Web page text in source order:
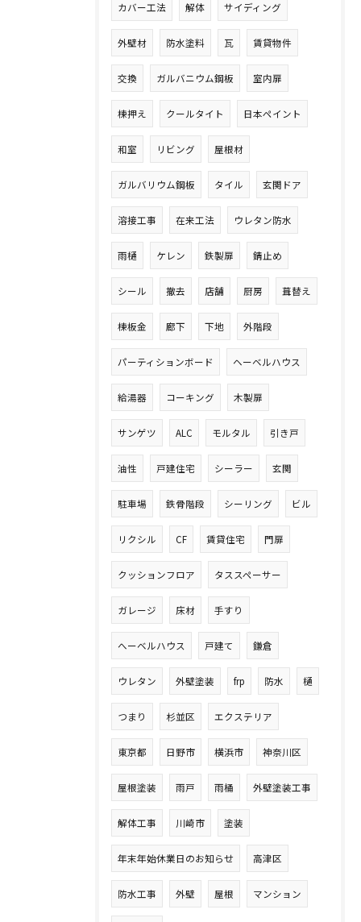
カバー工法 解体 サイディング
外壁材 防水塗料 瓦 賃貸物件
交換 ガルバニウム鋼板 室内扉
棟押え クールタイト 日本ペイント
和室 リビング 屋根材
ガルバリウム鋼板 タイル 玄関ドア
溶接工事 在来工法 ウレタン防水
雨樋 ケレン 鉄製扉 錆止め
シール 撤去 店舗 厨房 葺替え
棟板金 廊下 下地 外階段
パーティションボード ヘーベルハウス
給湯器 コーキング 木製扉
サンゲツ ALC モルタル 引き戸
油性 戸建住宅 シーラー 玄関
駐車場 鉄骨階段 シーリング ビル
リクシル CF 賃貸住宅 門扉
クッションフロア タススペーサー
ガレージ 床材 手すり
へーベルハウス 戸建て 鎌倉
ウレタン 外壁塗装 frp 防水 樋
つまり 杉並区 エクステリア
東京都 日野市 横浜市 神奈川区
屋根塗装 雨戸 雨桶 外壁塗装工事
解体工事 川崎市 塗装
年末年始休業日のお知らせ 高津区
防水工事 外壁 屋根 マンション